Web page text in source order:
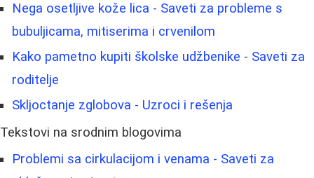
Nega osetljive kože lica - Saveti za probleme s
bubuljicama, mitiserima i crvenilom
Kako pametno kupiti školske udžbenike - Saveti za
roditelje
Skljoctanje zglobova - Uzroci i rešenja
Tekstovi na srodnim blogovima
Problemi sa cirkulacijom i venama - Saveti za